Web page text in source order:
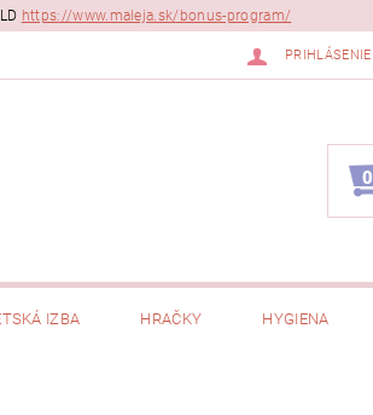
https://www.maleja.sk/bonus-program/
PRIHLÁSENIE
0
IZBA HRAČKY HYGIENA